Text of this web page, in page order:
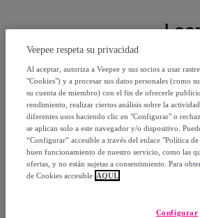
29,
56,00
-46%
Veepee respeta su privacidad
Al aceptar, autoriza a Veepee y sus socios a usar
"Cookies") y a procesar sus datos personales (como
su cuenta de miembro) con el fin de ofrecerle
rendimiento, realizar ciertos análisis sobre la
diferentes usos haciendo clic en "Configurar" o
se aplican solo a este navegador y/o dispositivo.
“Configurar” accesible a través del enlace "Política
buen funcionamiento de nuestro servicio, como las
ofertas, y no están sujetas a consentimiento. Para
de Cookies accesible AQUÍ.
Configurar